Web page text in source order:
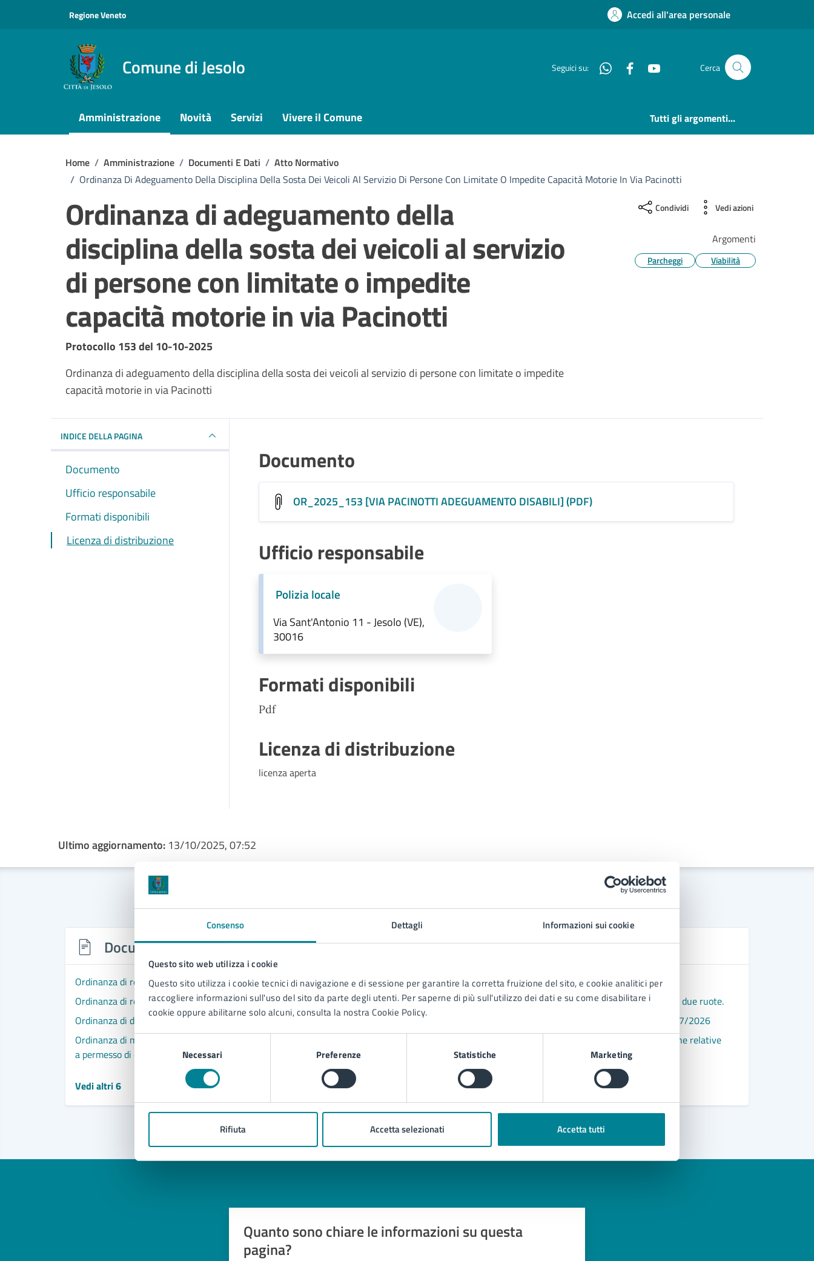
Consenso Dettagli Informazioni sui cookie
Questo sito web utilizza i cookie
Questo sito utilizza i cookie tecnici di navigazione e di sessione per garantire la corretta fruizione del sito, e cookie analitici per
raccogliere informazioni sull'uso del sito da parte degli utenti. Per saperne di più sull'utilizzo dei dati e su come disabilitare i
cookie oppure abilitarne solo alcuni, consulta la nostra Cookie Policy.
Selezione
del
Necessari Preferenze Statistiche Marketing
Rifiuta Accetta selezionati Accetta tutti
Regione Veneto Accedi all'area personale
Comune di Jesolo Seguici su: WhatsappFacebook Cerca
Amministrazione Novità Servizi Vivere il Comune Tutti gli argomenti...
Home / Amministrazione / Documenti E Dati / Atto Normativo
/ Ordinanza Di Adeguamento Della Disciplina Della Sosta Dei Veicoli Al Servizio Di Persone Con Limitate O Impedite Capacità Motorie In Via Pacinotti
Ordinanza di adeguamento della
disciplina della sosta dei veicoli al servizio
di persone con limitate o impedite
capacità motorie in via Pacinotti
Dettagli del documento
Protocollo 153 del 10-10-2025
Ordinanza di adeguamento della disciplina della sosta dei veicoli al servizio di persone con limitate o impedite
capacità motorie in via Pacinotti
Condividi Vedi azioni
Argomenti
Parcheggi Viabilità
INDICE DELLA PAGINA
Documento
Ufficio responsabile
Formati disponibili
Licenza di distribuzione
Documento
OR_2025_153 [VIA PACINOTTI ADEGUAMENTO DISABILI] (PDF)
Ufficio responsabile
Polizia locale
Via Sant'Antonio 11 - Jesolo (VE),
30016
Formati disponibili
Pdf
Licenza di distribuzione
licenza aperta
Ultimo aggiornamento: 13/10/2025, 07:52
Contenuti correlati
Documenti
Ordinanza di regolamentazione della sosta in via Aquileia, in corrispondenza dell'intersezione con il 10° vicolo
Ordinanza di regolamentazione della circolazione su via Dante Alighieri - individuazione ed istituzione di n. 5 aree dedicate alla sosta di velocipedi a due ruote.
Ordinanza di disciplina della viabilità e della sosta per occupazione della sede stradale per attività di cantiere in via San Marco. Proroga sino al 20/07/2026
Ordinanza di modifica della viabilità e della sosta in via Toscanini (tronchi di raccordo est e ovest con via Donizetti) per l'esecuzione di opere pubbliche relative
a permesso di costruire convenzionato "ex Imparato" - ditta SECIS.
Vedi altri 6
Quanto sono chiare le informazioni su questa
pagina?